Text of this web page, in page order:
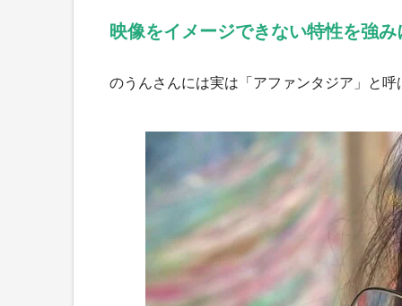
映像をイメージできない特性を強み
のうんさんには実は「アファンタジア」と